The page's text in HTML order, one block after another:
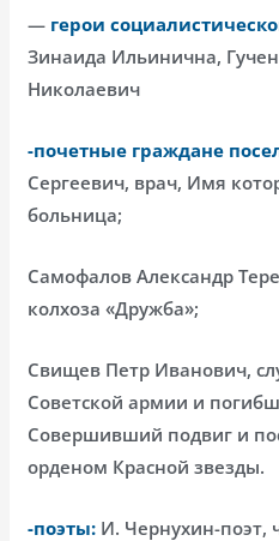
— герои
Зинаида Ильинична,
Николаевич
-почетные граждане
Сергеевич, врач, Имя
больница;
Самофалов Александр
колхоза «Дружба»;
Свищев Петр Иванович,
Советской армии и
Совершивший подвиг и
орденом Красной звезды.
-поэты: И. Чернухин-поэт,